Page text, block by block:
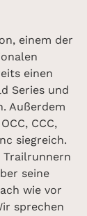
einem der
einen
Series und
Außerdem
CCC,
siegreich.
seine
wie vor
sprechen